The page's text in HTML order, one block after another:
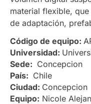
Código de equipo:
Universidad:
Sede: Concepcion
País: Chile
Ciudad: Concepcion
Equipo: Nicole
material flexible,
de adaptación,